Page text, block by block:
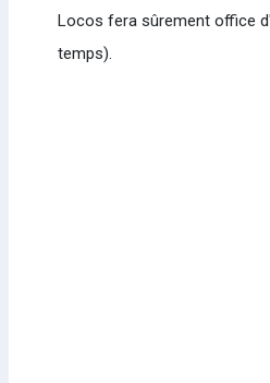
Locos fera sûrement office
temps).